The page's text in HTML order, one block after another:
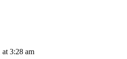
3:28 am